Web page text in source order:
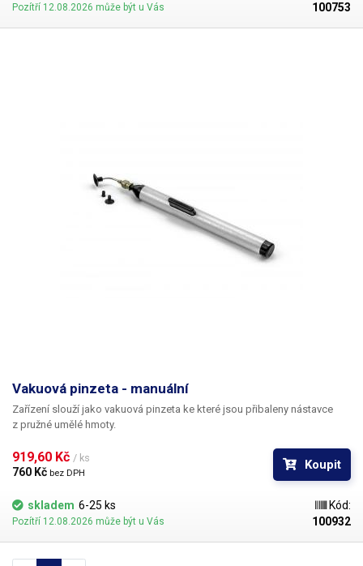
Pozítří 12.08.2026 může být u Vás
100753
Vakuová pinzeta - manuální
Zařízení slouží jako vakuová pinzeta ke které jsou přibaleny nástavce
z pružné umělé hmoty.
919,60 Kč / ks
760 Kč bez DPH
Koupit
skladem 6-25 ks
Pozítří 12.08.2026 může být u Vás
Kód:
100932